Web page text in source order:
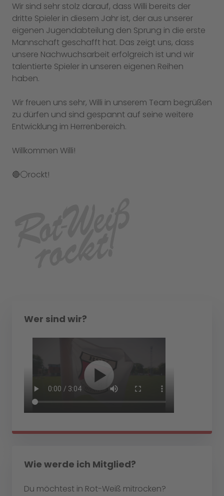
Wir sind sehr stolz darauf, dass Willi bereits der
dritte Spieler in diesem Jahr ist, der aus unserer
eigenen Jugendabteilung den Sprung in die erste
Mannschaft geschafft hat. Das zeigt uns, dass
unsere Nachwuchsarbeit erfolgreich ist und wir
talentierte Spieler in unseren eigenen Reihen
haben.
Wir freuen uns sehr, Willi in unserem Team begrüßen
zu dürfen und sind gespannt auf seine weitere
Entwicklung im Herrenbereich.
Willkommen Willi!
🔴⚪️rockt!
Wer sind wir?
Wie werde ich Mitglied?
Du möchtest in Rot-Weiß mitrocken?